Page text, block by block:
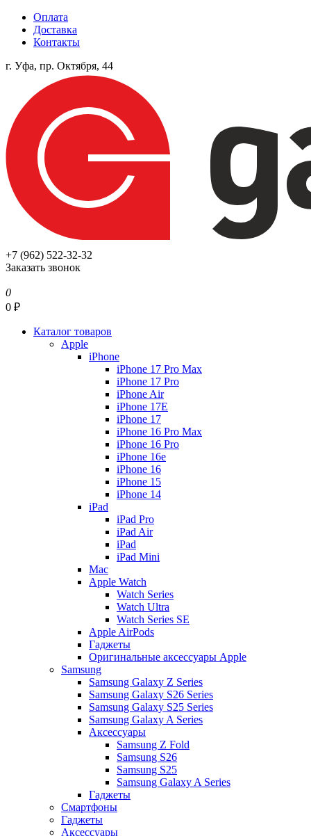
Оплата
Доставка
Контакты
г. Уфа, пр. Октября, 44
+7 (962) 522-32-32
Заказать звонок
0
0 ₽
Каталог товаров
Apple
iPhone
iPhone 17 Pro Max
iPhone 17 Pro
iPhone Air
iPhone 17E
iPhone 17
iPhone 16 Pro Max
iPhone 16 Pro
iPhone 16e
iPhone 16
iPhone 15
iPhone 14
iPad
iPad Pro
iPad Air
iPad
iPad Mini
Mac
Apple Watch
Watch Series
Watch Ultra
Watch Series SE
Apple AirPods
Гаджеты
Оригинальные аксессуары Apple
Samsung
Samsung Galaxy Z Series
Samsung Galaxy S26 Series
Samsung Galaxy S25 Series
Samsung Galaxy A Series
Аксессуары
Samsung Z Fold
Samsung S26
Samsung S25
Samsung Galaxy A Series
Гаджеты
Смартфоны
Гаджеты
Аксессуары